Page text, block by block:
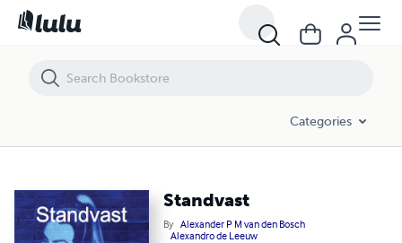
Categories
Standvast
By Alexander P M van den Bosch
Alexandro de Leeuw
Standvast